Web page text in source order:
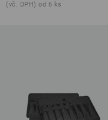
(vč. DPH) od 6 ks